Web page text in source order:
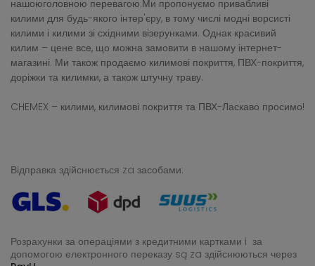
нашоюголовною перевагою.Ми пропонуємо привабливі
килими для будь-якого інтер'єру, в тому числі модні ворсисті
килими і килими зі східними візерунками. Однак красивий
килим – цене все, що можна замовити в нашому інтернет-
магазині. Ми також продаємо килимові покриття, ПВХ-покриття,
доріжки та килимки, а також штучну траву.
CHEMEX – килими, килимові покриття та ПВХ-Ласкаво просимо!
Відправка здійснюється za засобами:
Розрахунки за операціями з кредитними картками i за
допомогою електронного переказу są za здійснюються через